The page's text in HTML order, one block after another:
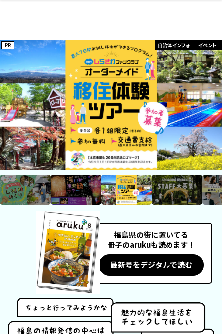
カフェ スイーツ ラーメン
お酒 洋食 中華
和食 わんぱく 福島ローカルグル
メ
開成山公園 泊まる 家族で
デート・友達と ひとりで アウトドア
温泉 体験 名所
美容室 ネイルサロン エステ
美容アイテム エイジングケア メンズ
フィットネス・や
せたい
鍼灸・整体・リラ
クゼーション
まつ毛サロン
ファッション 雑貨 かわいい
スポーツ・アウト
ドア
ギフト・お土産 キッズ
インテリア 食品・酒 生活を彩るモノ
お仕事探し お金のこと ウェディング・婚
活
保険 病院・クリニック ペット
趣味・スキルアッ
プ
保育園・こども園 子どもの習い事・
塾
家づくり 新築体験談 住宅イベント
リフォーム・リノ
ベーション
自治体インフォ その他
開成山公園 お仕事探し
福島県の街に置いてる
冊子のarukuも読めます！
最新号をデジタルで読む